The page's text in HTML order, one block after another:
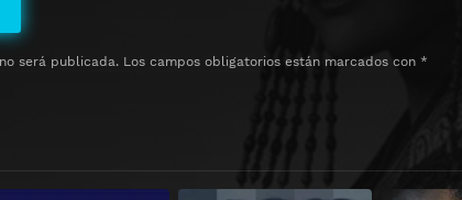
será publicada. Los campos obligatorios están marcados con *